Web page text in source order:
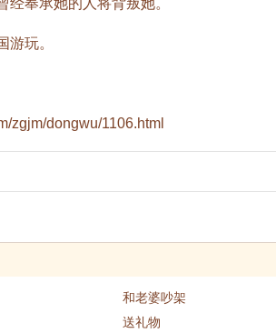
奉承她的人将背叛她。
玩。
zgjm/dongwu/1106.html
和老婆吵架
送礼物